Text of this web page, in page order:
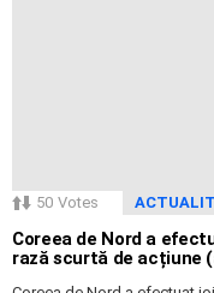
50 Votes
Coreea de Nord a
rază scurtă de acțiune